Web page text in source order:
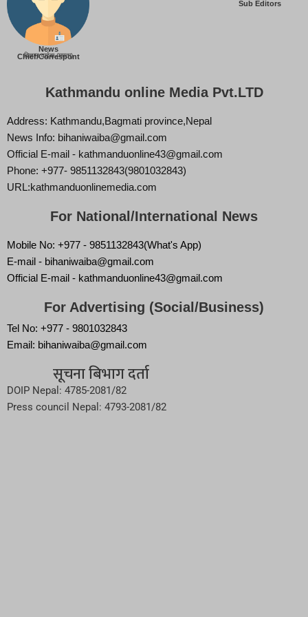
News
Chief/Correspont
बिज्ञान वाईबा (ममता)
Sub Editors
Kathmandu online Media Pvt.LTD
Address: Kathmandu,Bagmati province,Nepal
News Info: bihaniwaiba@gmail.com
Official E-mail - kathmanduonline43@gmail.com
Phone: +977- 9851132843(9801032843)
URL:kathmanduonlinemedia.com
For National/International News
Mobile No: +977 - 9851132843(What's App)
E-mail - bihaniwaiba@gmail.com
Official E-mail - kathmanduonline43@gmail.com
For Advertising (Social/Business)
Tel No: +977 - 9801032843
Email: bihaniwaiba@gmail.com
सूचना बिभाग दर्ता
DOIP Nepal: 4785-2081/82
Press council Nepal: 4793-2081/82